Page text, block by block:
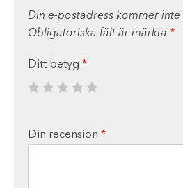
Din e-postadress kommer inte
Obligatoriska fält är märkta *
Ditt betyg *
Din recension *